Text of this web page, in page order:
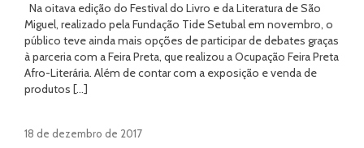
Na oitava edição do Festival do Livro e da Literatura de São
Miguel, realizado pela Fundação Tide Setubal em novembro, o
público teve ainda mais opções de participar de debates graças
à parceria com a Feira Preta, que realizou a Ocupação Feira Preta
Afro-Literária. Além de contar com a exposição e venda de
produtos […]
18 de dezembro de 2017